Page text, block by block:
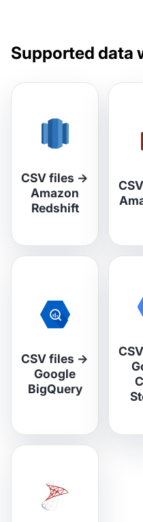
Supported data
CSV files →
Amazon
Redshift
CSV files →
Google
BigQuery